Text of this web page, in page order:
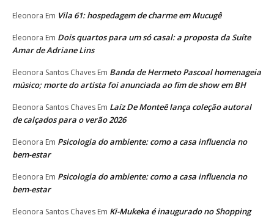
Eleonora Em Vila 61: hospedagem de charme em Mucugê
Eleonora Em Dois quartos para um só casal: a proposta da Suíte
Amar de Adriane Lins
Eleonora Santos Chaves Em Banda de Hermeto Pascoal homenageia
músico; morte do artista foi anunciada ao fim de show em BH
Eleonora Santos Chaves Em Laíz De Monteê lança coleção autoral
de calçados para o verão 2026
Eleonora Em Psicologia do ambiente: como a casa influencia no
bem-estar
Eleonora Em Psicologia do ambiente: como a casa influencia no
bem-estar
Eleonora Santos Chaves Em Ki-Mukeka é inaugurado no Shopping